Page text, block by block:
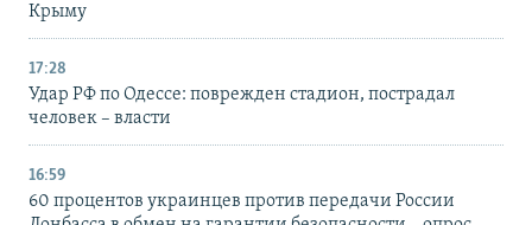
Крыму
17:28
Удар РФ по Одессе: поврежден стадион, пострадал
человек – власти
16:59
60 процентов украинцев против передачи России